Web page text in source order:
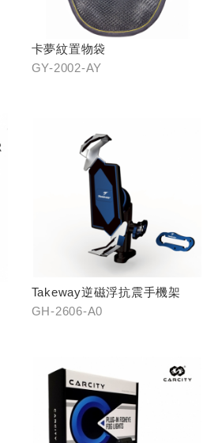
卡夢紋置物袋
GY-2002-AY
Takeway逆磁浮抗震手機架
GH-2606-A0